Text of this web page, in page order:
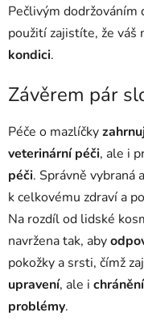
Pečlivým dodržováním
použití zajistíte, že váš
kondici.
Závěrem pár
Péče o mazlíčky
veterinární péči, ale i
péči. Správně vybraná
k celkovému zdraví a
Na rozdíl od lidské
navržena tak, aby
pokožky a srsti, čímž
upravení, ale i
problémy.